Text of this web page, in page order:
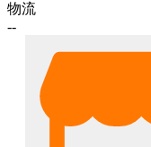
物流
--